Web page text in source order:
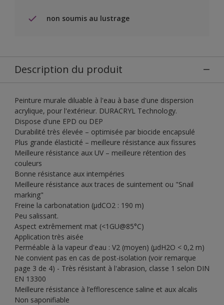
non soumis au lustrage
Description du produit
Peinture murale diluable à l'eau à base d'une dispersion
acrylique, pour l'extérieur. DURACRYL Technology.
Dispose d'une EPD ou DEP
Durabilité très élevée – optimisée par biocide encapsulé
Plus grande élasticité – meilleure résistance aux fissures
Meilleure résistance aux UV – meilleure rétention des
couleurs
Bonne résistance aux intempéries
Meilleure résistance aux traces de suintement ou "Snail
marking"
Freine la carbonatation (µdCO2 : 190 m)
Peu salissant.
Aspect extrêmement mat (<1GU@85°C)
Application très aisée
Perméable à la vapeur d'eau : V2 (moyen) (µdH2O < 0,2 m)
Ne convient pas en cas de post-isolation (voir remarque
page 3 de 4) - Très résistant à l'abrasion, classe 1 selon DIN
EN 13300
Meilleure résistance à l’efflorescence saline et aux alcalis
Non saponifiable